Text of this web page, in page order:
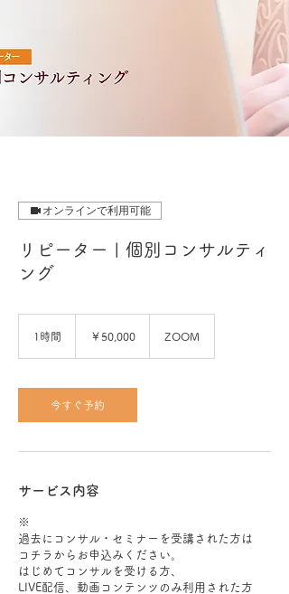
オンラインで利用可能
リピーター | 個別コンサルティ
ング
1時間 ￥50,000 ZOOM
今すぐ予約
サービス内容
※
過去にコンサル・セミナーを受講された方は
コチラからお申込みください。
はじめてコンサルを受ける方、
LIVE配信、動画コンテンツのみ利用された方